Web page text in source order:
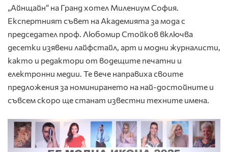
„Айнщайн“ на Гранд хотел Милениум София.
Експертният съвет на Академията за мода с
председател проф. Любомир Стойков включва
десетки изявени лайфстайл, арт и модни журналисти,
както и редактори от водещите печатни и
електронни медии. Те вече направиха своите
предложения за номинирането на най-достойните и
съвсем скоро ще станат известни техните имена.